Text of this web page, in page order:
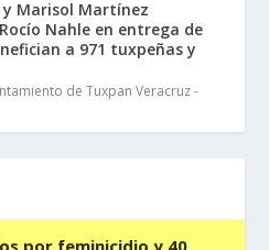
Marisol Martínez
Nahle en entrega de
a 971 tuxpeñas y
de Tuxpan Veracruz -